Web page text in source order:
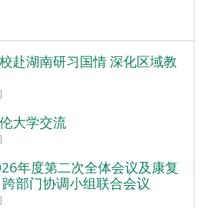
赴湖南研习国情 深化区域教
大学交流
年度第二次全体会议及康复
部门协调小组联合会议